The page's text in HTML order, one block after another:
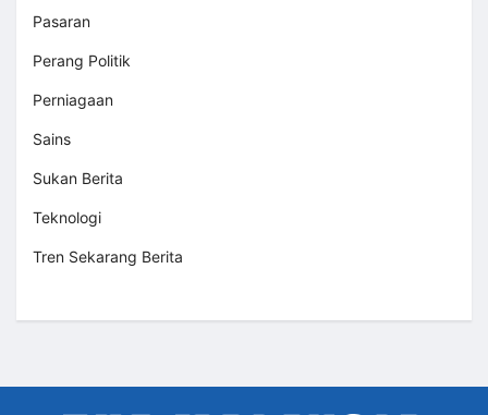
Pasaran
Perang Politik
Perniagaan
Sains
Sukan Berita
Teknologi
Tren Sekarang Berita